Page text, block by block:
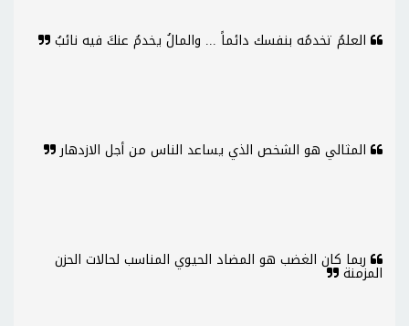
العلمُ تخدمُه بنفسك دائماً ... والمالُ يخدمُ عنكَ فيه نائبُ
المثالي هو الشخص الذي يساعد الناس من أجل الازدهار
ربما كان الغضب هو المضاد الحيوي المناسب لحالات الحزن
المزمنة